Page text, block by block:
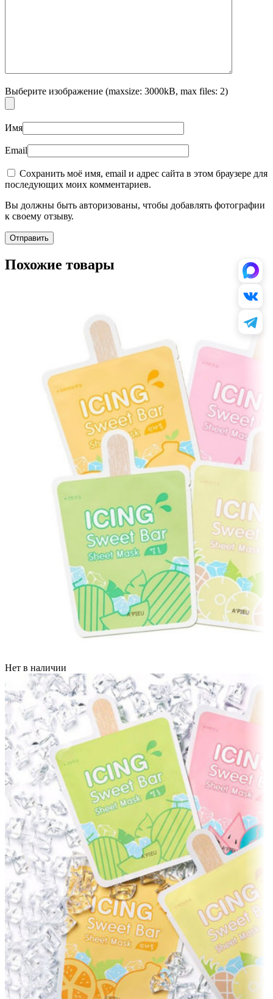
Выберите изображение (maxsize: 3000kB, max files: 2)
Имя
Email
Сохранить моё имя, email и адрес сайта в этом браузере для
последующих моих комментариев.
Вы должны быть авторизованы, чтобы добавлять фотографии
к своему отзыву.
Похожие товары
Нет в наличии